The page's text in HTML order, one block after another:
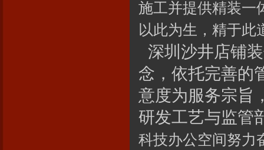
施工并提供精装一
以此为生，精于此
深圳沙井店铺
念，依托完善的
意度为服务宗旨
研发工艺与监管
科技办公空间努力